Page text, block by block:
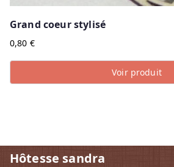
Grand coeur stylisé
0,80 €
Voir produit
Hôtesse sandra